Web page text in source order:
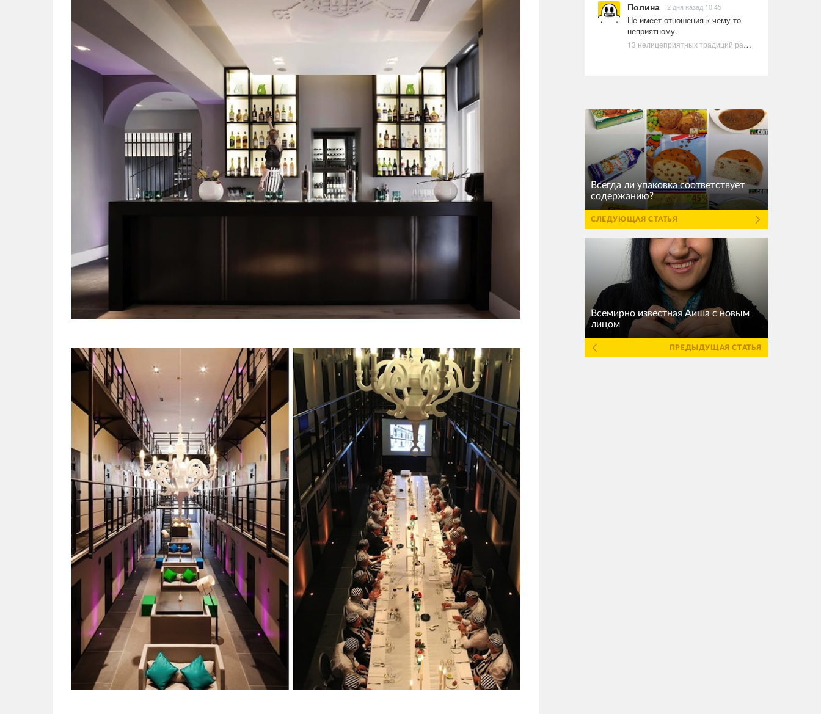
Полина 2 дня назад 10:45
Не имеет отношения к чему-то
неприятному.
13 нелицеприятных традиций разных стран, которые могут шокировать неподготовленного человека
Всегда ли упаковка соответствует
содержанию?
СЛЕДУЮЩАЯ СТАТЬЯ
Всемирно известная Аиша с новым
лицом
ПРЕДЫДУЩАЯ СТАТЬЯ